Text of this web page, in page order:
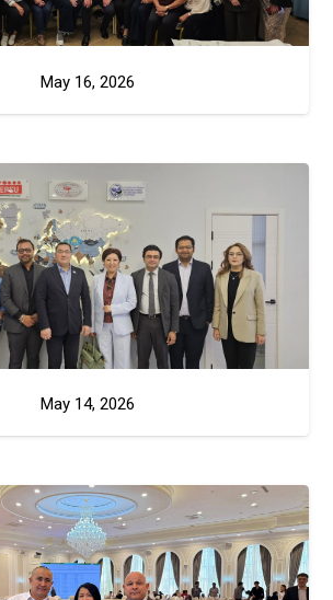
May 16, 2026
May 14, 2026